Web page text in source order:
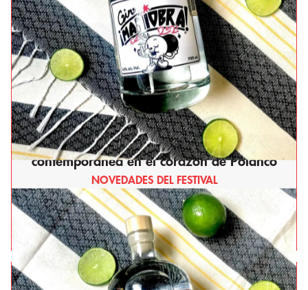
La Buena Barra: El festín de la cocina regia
contemporánea en el corazón de Polanco
NOVEDADES DEL FESTIVAL
Leer más